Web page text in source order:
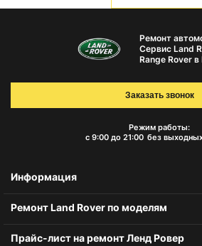
Ремонт
Сервис Land
Range Rover
Режим работы:
с 9:00 до 21:00 без
Заказать звонок
Информация
Ремонт Land Rover по моделям
Прайс-лист на ремонт Ленд Ровер